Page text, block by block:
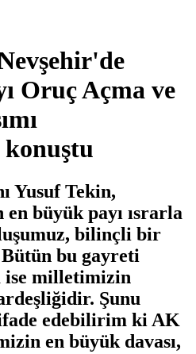
Oruç Açma ve
Yusuf Tekin,
büyük payı ısrarla
bilinçli bir
bu gayreti
ise milletimizin
Şunu
edebilirim ki AK
en büyük davası,